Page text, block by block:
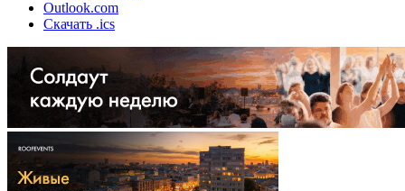
Outlook.com
Скачать .ics